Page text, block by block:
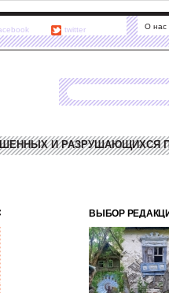
О нас
twitter
И РАЗРУШАЮЩИХСЯ
ВЫБОР